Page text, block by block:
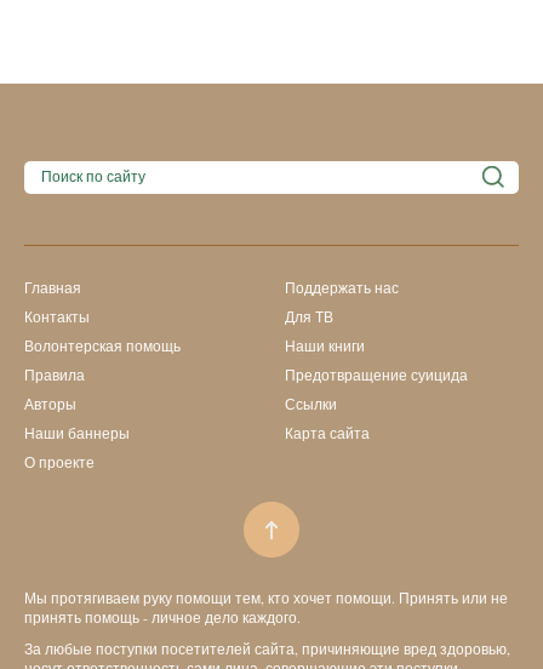
Главная
Контакты
Волонтерская помощь
Правила
Авторы
Наши баннеры
О проекте
Поддержать нас
Для ТВ
Наши книги
Предотвращение суицида
Ссылки
Карта сайта
Мы протягиваем руку помощи тем, кто хочет помощи. Принять или не
принять помощь - личное дело каждого.
За любые поступки посетителей сайта, причиняющие вред здоровью,